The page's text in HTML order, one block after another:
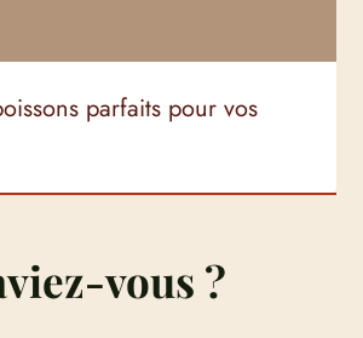
parfaits pour vos
vous ?